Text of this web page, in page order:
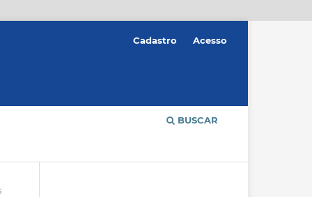
BUSCAR
Cadastro Acesso